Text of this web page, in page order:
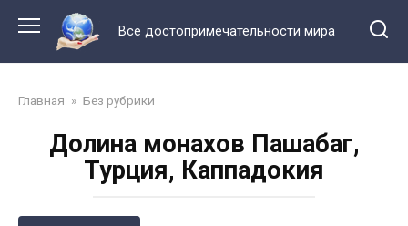
контенту
Все достопримечательности мира
Главная » Без рубрики
Долина монахов Пашабаг,
Турция, Каппадокия